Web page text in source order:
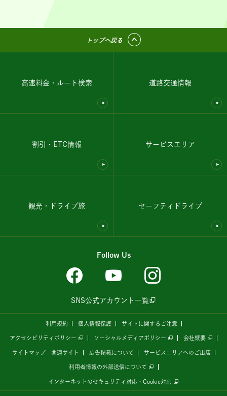
トップへ戻る
高速料金・ルート検索 道路交通情報
割引・ETC情報 サービスエリア
観光・ドライブ旅 セーフティドライブ
Follow Us
SNS公式アカウント一覧
利用規約 個人情報保護 サイトに関するご注意
アクセシビリティポリシー ソーシャルメディアポリシー 会社概要
サイトマップ 関連サイト 広告掲載について サービスエリアへのご出店
利用者情報の外部送信について
インターネットのセキュリティ対応・Cookie対応